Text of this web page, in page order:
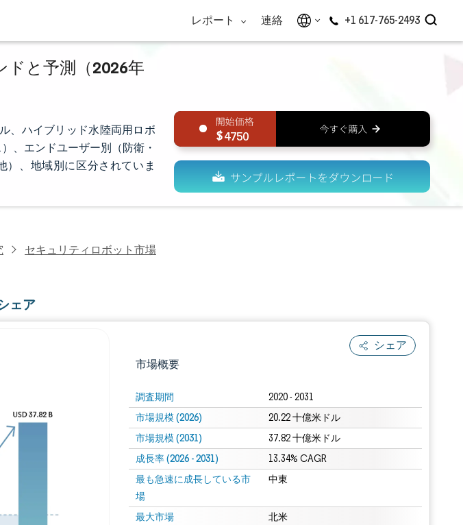
レポート 連絡 +1 617-765-2493
ドと予測（2026年
、ハイブリッド水陸両用ロボ
、エンドユーザー別（防衛・
、地域別に区分されていま
4750
セキュリティロボット市場
ェア
シェア
市場概要
調査期間 2020 - 2031
市場規模 (2026) 20.22 十億米ドル
市場規模 (2031) 37.82 十億米ドル
成長率 (2026 - 2031) 13.34% CAGR
最も急速に成長している市
場
中東
最大市場 北米
Intelligence。再利用にはCC BY 4.0の表示が必要です。